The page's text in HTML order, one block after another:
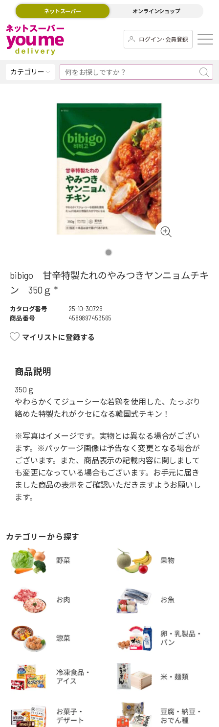
ネットスーパー オンラインショップ
ログイン･会員登録
カテゴリー
bibigo 甘辛特製たれのやみつきヤンニョムチキ
ン 350ｇ *
カタログ番号
25-10-30726
商品番号
4589897453565
マイリストに登録する
商品説明
350ｇ
やわらかくてジューシーな若鶏を使用した、たっぷり
絡めた特製たれがクセになる韓国式チキン！
※写真はイメージです。実物とは異なる場合がござい
ます。※パッケージ画像は予告なく変更となる場合が
ございます。また、商品表示の記載内容に関しまして
も変更になっている場合もございます。お手元に届き
ました商品の表示をご確認いただきますようお願いし
ます。
カテゴリーから探す